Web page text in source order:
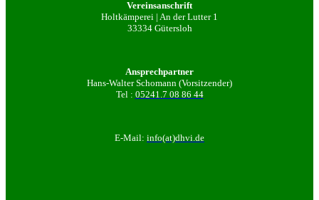
Vereinsanschrift
Holtkämperei | An der Lutter 1
33334 Gütersloh
Ansprechpartner
Hans-Walter Schomann (Vorsitzender)
Tel : 05241.7 08 86 44
E-Mail: info(at)dhvi.de